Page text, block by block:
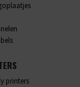
printers